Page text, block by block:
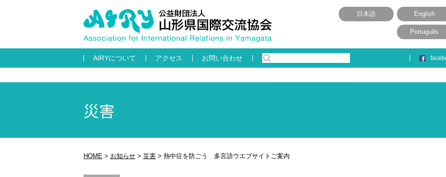
日本語 English
Português
AIRYについて アクセス お問い合わせ
災害
HOME > お知らせ > 災害 > 熱中症を防ごう 多言語ウエブサイトご案内